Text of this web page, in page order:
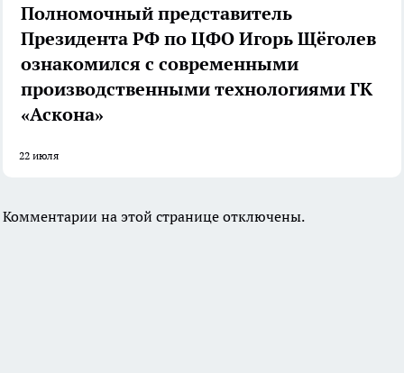
Полномочный представитель
Президента РФ по ЦФО Игорь Щёголев
ознакомился с современными
производственными технологиями ГК
«Аскона»
22 июля
Комментарии на этой странице отключены.